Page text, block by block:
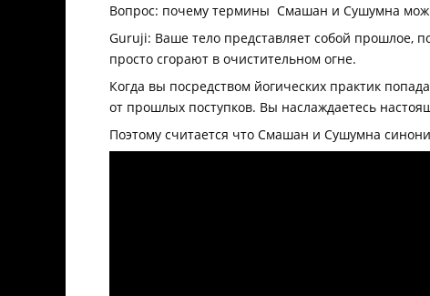
Вопрос: почему термины Смашан и Сушумна
Guruji: Ваше тело представляет собой прошлое,
просто сгорают в очистительном огне.
Когда вы посредством йогических практик
от прошлых поступков. Вы наслаждаетесь
Поэтому считается что Смашан и Сушумна